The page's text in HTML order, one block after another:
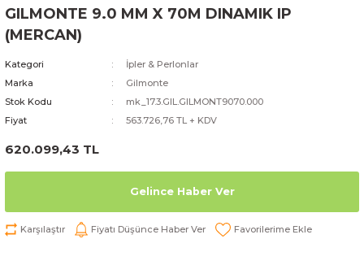
GILMONTE 9.0 MM X 70M DINAMIK IP
(MERCAN)
Kategori
İpler & Perlonlar
Marka
Gilmonte
Stok Kodu
mk_17.3.GIL.GILMONT9070.000
Fiyat
563.726,76 TL + KDV
620.099,43 TL
Gelince Haber Ver
Karşılaştır Fiyatı Düşünce Haber Ver